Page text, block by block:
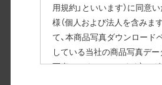
用規約」といいます）に同意
様（個人および法人を含みま
て、本商品写真ダウンロード
している当社の商品写真デー
写真データ」といいます）の
BU2AMN15BK
高画質画像